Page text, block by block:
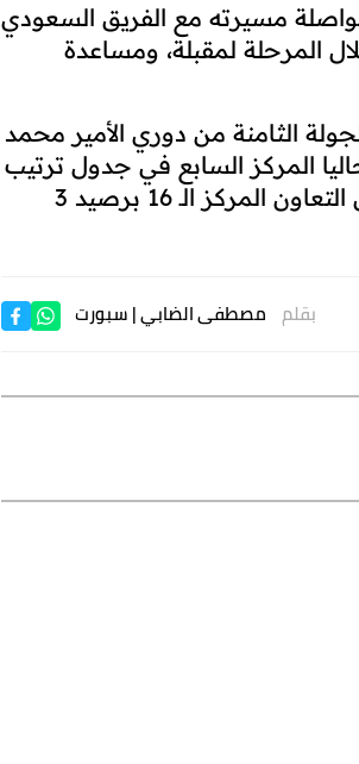
مسيرته مع الفريق السعودي
المرحلة لمقبلة، ومساعدة
الثامنة من دوري الأمير محمد
المركز السابع في جدول ترتيب
أندية الدوري السعودي للمحترفين برصيد تسع نقاط، فيما يحتل التعاون المركز الـ 16 برصيد 3
بقلم مصطفى الضابي| سبورت